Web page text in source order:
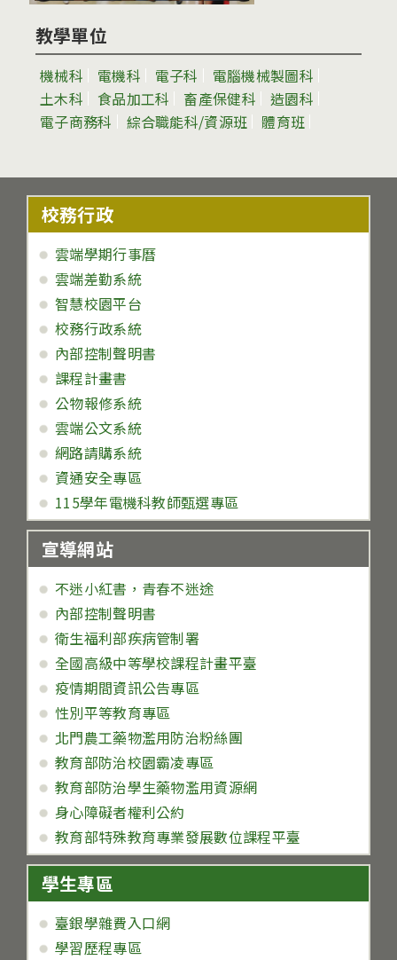
教學單位
機械科 電機科 電子科
電腦機械製圖科
土木科
食品加工科 畜產保健科
造園科
電子商務科
綜合職能科/資源班 體育班
校務行政
雲端學期行事曆
雲端差勤系統
智慧校園平台
校務行政系統
內部控制聲明書
課程計畫書
公物報修系統
雲端公文系統
網路請購系統
資通安全專區
115學年電機科教師甄選專區
宣導網站
不迷小紅書，青春不迷途
內部控制聲明書
衛生福利部疾病管制署
全國高級中等學校課程計畫平臺
疫情期間資訊公告專區
性別平等教育專區
北門農工藥物濫用防治粉絲團
教育部防治校園霸凌專區
教育部防治學生藥物濫用資源網
身心障礙者權利公約
教育部特殊教育專業發展數位課程平臺
學生專區
臺銀學雜費入口網
學習歷程專區